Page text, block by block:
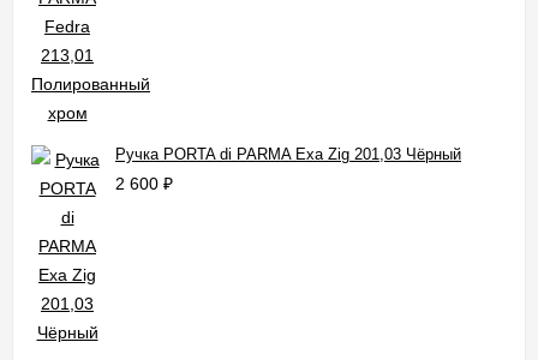
Ручка PORTA di PARMA Exa Zig 201,03 Чёрный
2 600 ₽